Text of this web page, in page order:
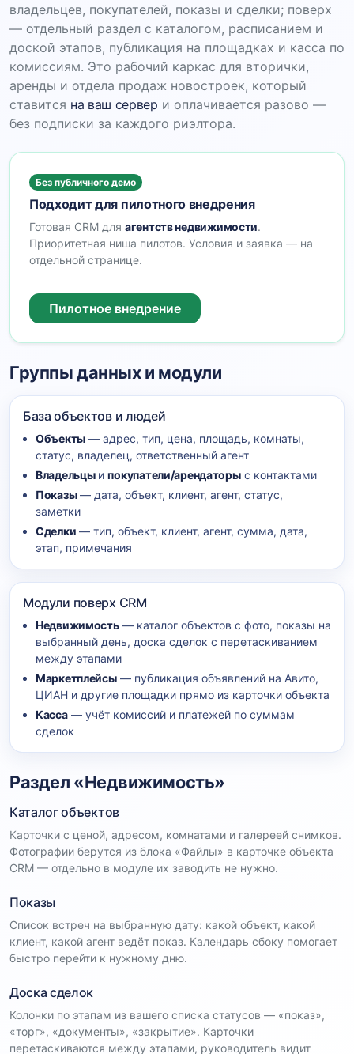
владельцев, покупателей, показы и сделки; поверх
— отдельный раздел с каталогом, расписанием и
доской этапов, публикация на площадках и касса по
комиссиям. Это рабочий каркас для вторички,
аренды и отдела продаж новостроек, который
ставится на ваш сервер и оплачивается разово —
без подписки за каждого риэлтора.
Без публичного демо
Подходит для пилотного внедрения
Готовая CRM для агентств недвижимости.
Приоритетная ниша пилотов. Условия и заявка — на
отдельной странице.
Пилотное внедрение
Группы данных и модули
База объектов и людей
Объекты — адрес, тип, цена, площадь, комнаты,
статус, владелец, ответственный агент
Владельцыипокупатели/арендаторыс контактами
Показы— дата, объект, клиент, агент, статус,
заметки
Сделки — тип, объект, клиент, агент, сумма, дата,
этап, примечания
Модули поверх CRM
Недвижимость— каталог объектов с фото, показы на
выбранный день, доска сделок с перетаскиванием
между этапами
Маркетплейсы— публикация объявлений на Авито,
ЦИАН и другие площадки прямо из карточки объекта
Касса— учёт комиссий и платежей по суммам
сделок
Раздел «Недвижимость»
Каталог объектов
Карточки с ценой, адресом, комнатами и галереей снимков.
Фотографии берутся из блока «Файлы» в карточке объекта
CRM — отдельно в модуле их заводить не нужно.
Показы
Список встреч на выбранную дату: какой объект, какой
клиент, какой агент ведёт показ. Календарь сбоку помогает
быстро перейти к нужному дню.
Доска сделок
Колонки по этапам из вашего списка статусов — «показ»,
«торг», «документы», «закрытие». Карточки
перетаскиваются между этапами, руководитель видит